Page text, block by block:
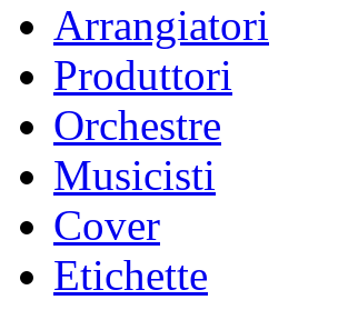
Arrangiatori
Produttori
Orchestre
Musicisti
Cover
Etichette